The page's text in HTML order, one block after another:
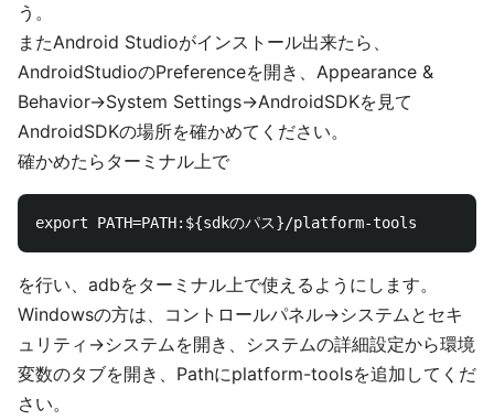
う。
またAndroid Studioがインストール出来たら、
AndroidStudioのPreferenceを開き、Appearance &
Behavior->System Settings->AndroidSDKを見て
AndroidSDKの場所を確かめてください。
確かめたらターミナル上で
を行い、adbをターミナル上で使えるようにします。
Windowsの方は、コントロールパネル->システムとセキ
ュリティ->システムを開き、システムの詳細設定から環境
変数のタブを開き、Pathにplatform-toolsを追加してくだ
さい。